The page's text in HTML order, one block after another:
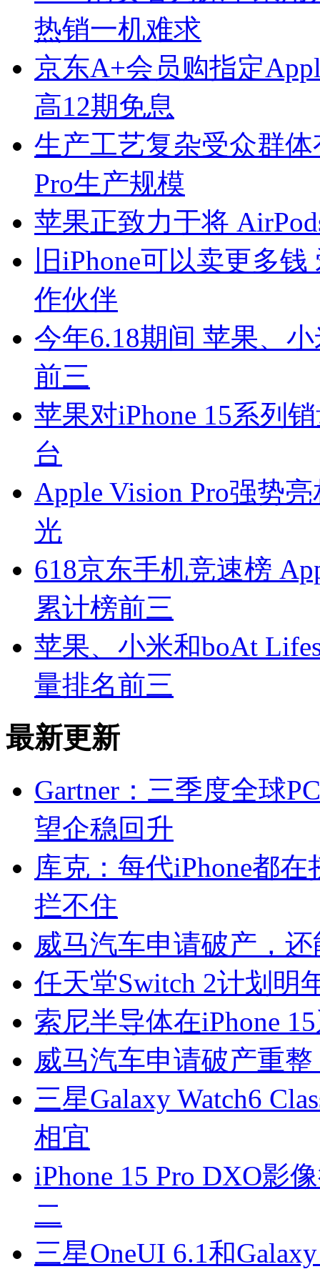
热销一机难求
京东A+会员购指定
高12期免息
生产工艺复杂受众群
Pro生产规模
苹果正致力于将
旧iPhone可以卖更多
作伙伴
今年6.18期间 苹果、
前三
苹果对iPhone 15系列
台
Apple Vision Pro强势
光
618京东手机竞速榜
累计榜前三
苹果、小米和boAt
量排名前三
最新更新
Gartner：三季度全球
望企稳回升
库克：每代iPhone都
拦不住
威马汽车申请破产，
任天堂Switch 2计划明
索尼半导体在iPhone
威马汽车申请破产重
三星Galaxy Watch6
相宜
iPhone 15 Pro DXO影
二
三星OneUI 6.1和